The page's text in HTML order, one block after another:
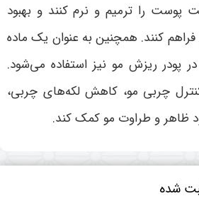
پوست را ترمیم و نرم کنند و بهبود
کنند. همچنین به عنوان یک ماده
پودر ریزش مو نیز استفاده می‌شود.
چربی مو، کاهش لکه‌های چربی،
ظاهر و طراوت مو کمک کند.
شده